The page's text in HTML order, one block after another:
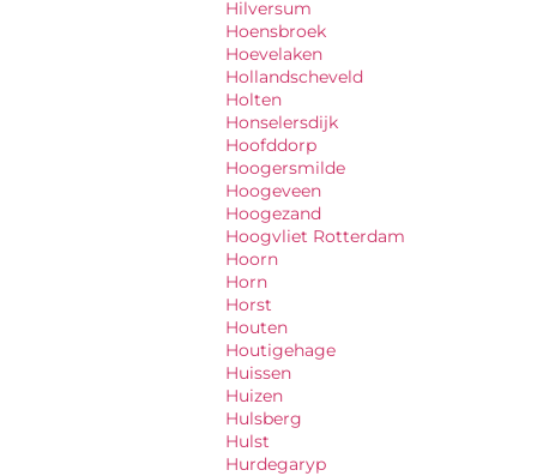
Hilversum
Hoensbroek
Hoevelaken
Hollandscheveld
Holten
Honselersdijk
Hoofddorp
Hoogersmilde
Hoogeveen
Hoogezand
Hoogvliet Rotterdam
Hoorn
Horn
Horst
Houten
Houtigehage
Huissen
Huizen
Hulsberg
Hulst
Hurdegaryp